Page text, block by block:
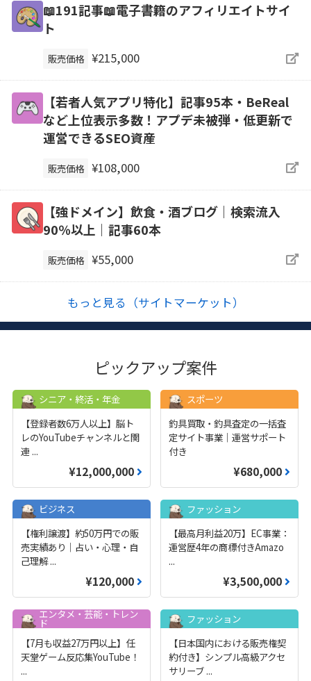
📖191記事📖電子書籍のアフィリエイトサイ
ト
販売価格 ¥215,000
【若者人気アプリ特化】記事95本・BeReal
など上位表示多数！アプデ未被弾・低更新で
運営できるSEO資産
販売価格 ¥108,000
【強ドメイン】飲食・酒ブログ｜検索流入
90％以上｜記事60本
販売価格 ¥55,000
もっと見る（サイトマーケット）
ピックアップ案件
シニア・終活・年金
【登録者数6万人以上】脳ト
レのYouTubeチャンネルと関
連 ...
¥12,000,000
スポーツ
釣具買取・釣具査定の一括査
定サイト事業｜運営サポート
付き
¥680,000
ビジネス
【権利譲渡】約50万円での販
売実績あり｜占い・心理・自
己理解...
¥120,000
ファッション
【最高月利益20万】EC事業：
運営歴4年の商標付きAmazo
...
¥3,500,000
エンタメ・芸能・トレン
ド
【7月も収益27万円以上】任
天堂ゲーム反応集YouTube！
...
ファッション
【日本国内における販売権契
約付き】シンプル高級アクセ
サリーブ ...